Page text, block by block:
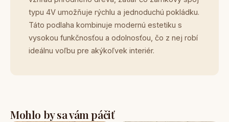
typu 4V umožňuje rýchlu a jednoduchú pokládku.
Táto podlaha kombinuje modernú estetiku s
vysokou funkčnosťou a odolnosťou, čo z nej robí
ideálnu voľbu pre akýkoľvek interiér.
Mohlo by sa vám páčiť